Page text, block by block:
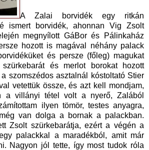
A Zalai borvidék egy ritkán
ismert borvidék, ahonnan Vig Zsolt
megnyílott GáBor és Pálinkaház
hozott is magával néhány palack
és persze (főleg) magukat
szürkebarát és merlot borokat hozott
szomszédos asztalnál kóstoltató Stier
vetettük össze, és azt kell mondjam,
a villányi tétel volt a nyerő, Zalából
ilyen tömör, testes anyagra,
van dolga a bornak a palackban.
Zsolt szürkebarátja, ezért a végén a
palackkal a maradékból, amit már
Nagyon jól tette, így most tudok róla